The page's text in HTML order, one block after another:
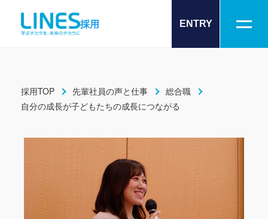
採用 ENTRY
採用TOP 先輩社員の声と仕事
総合職
自分の成長が子どもたちの成長につながる